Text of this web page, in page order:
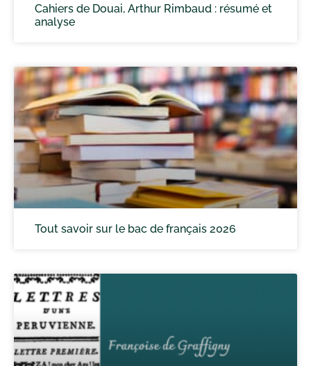
Cahiers de Douai, Arthur Rimbaud : résumé et
analyse
Tout savoir sur le bac de français 2026